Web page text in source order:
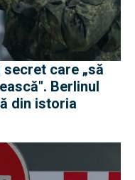
care „să
Berlinul
din istoria